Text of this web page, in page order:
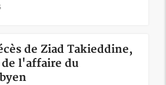
de Ziad Takieddine,
l'affaire du